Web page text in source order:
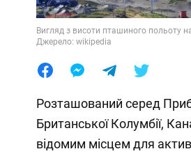
Вигляд з висоти пташиного польоту
Джерело: wikipedia
Розташований серед
Британської Колумбії,
відомим місцем для